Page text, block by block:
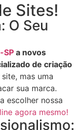
Sites!
O Seu
SP a novos
de criação
mas uma
sua marca.
escolher nossa
agora mesmo!